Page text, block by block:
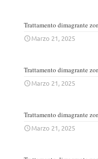
Trattamento dimagrante
Marzo 21, 2025
Trattamento dimagrante
Marzo 21, 2025
Trattamento dimagrante
Marzo 21, 2025